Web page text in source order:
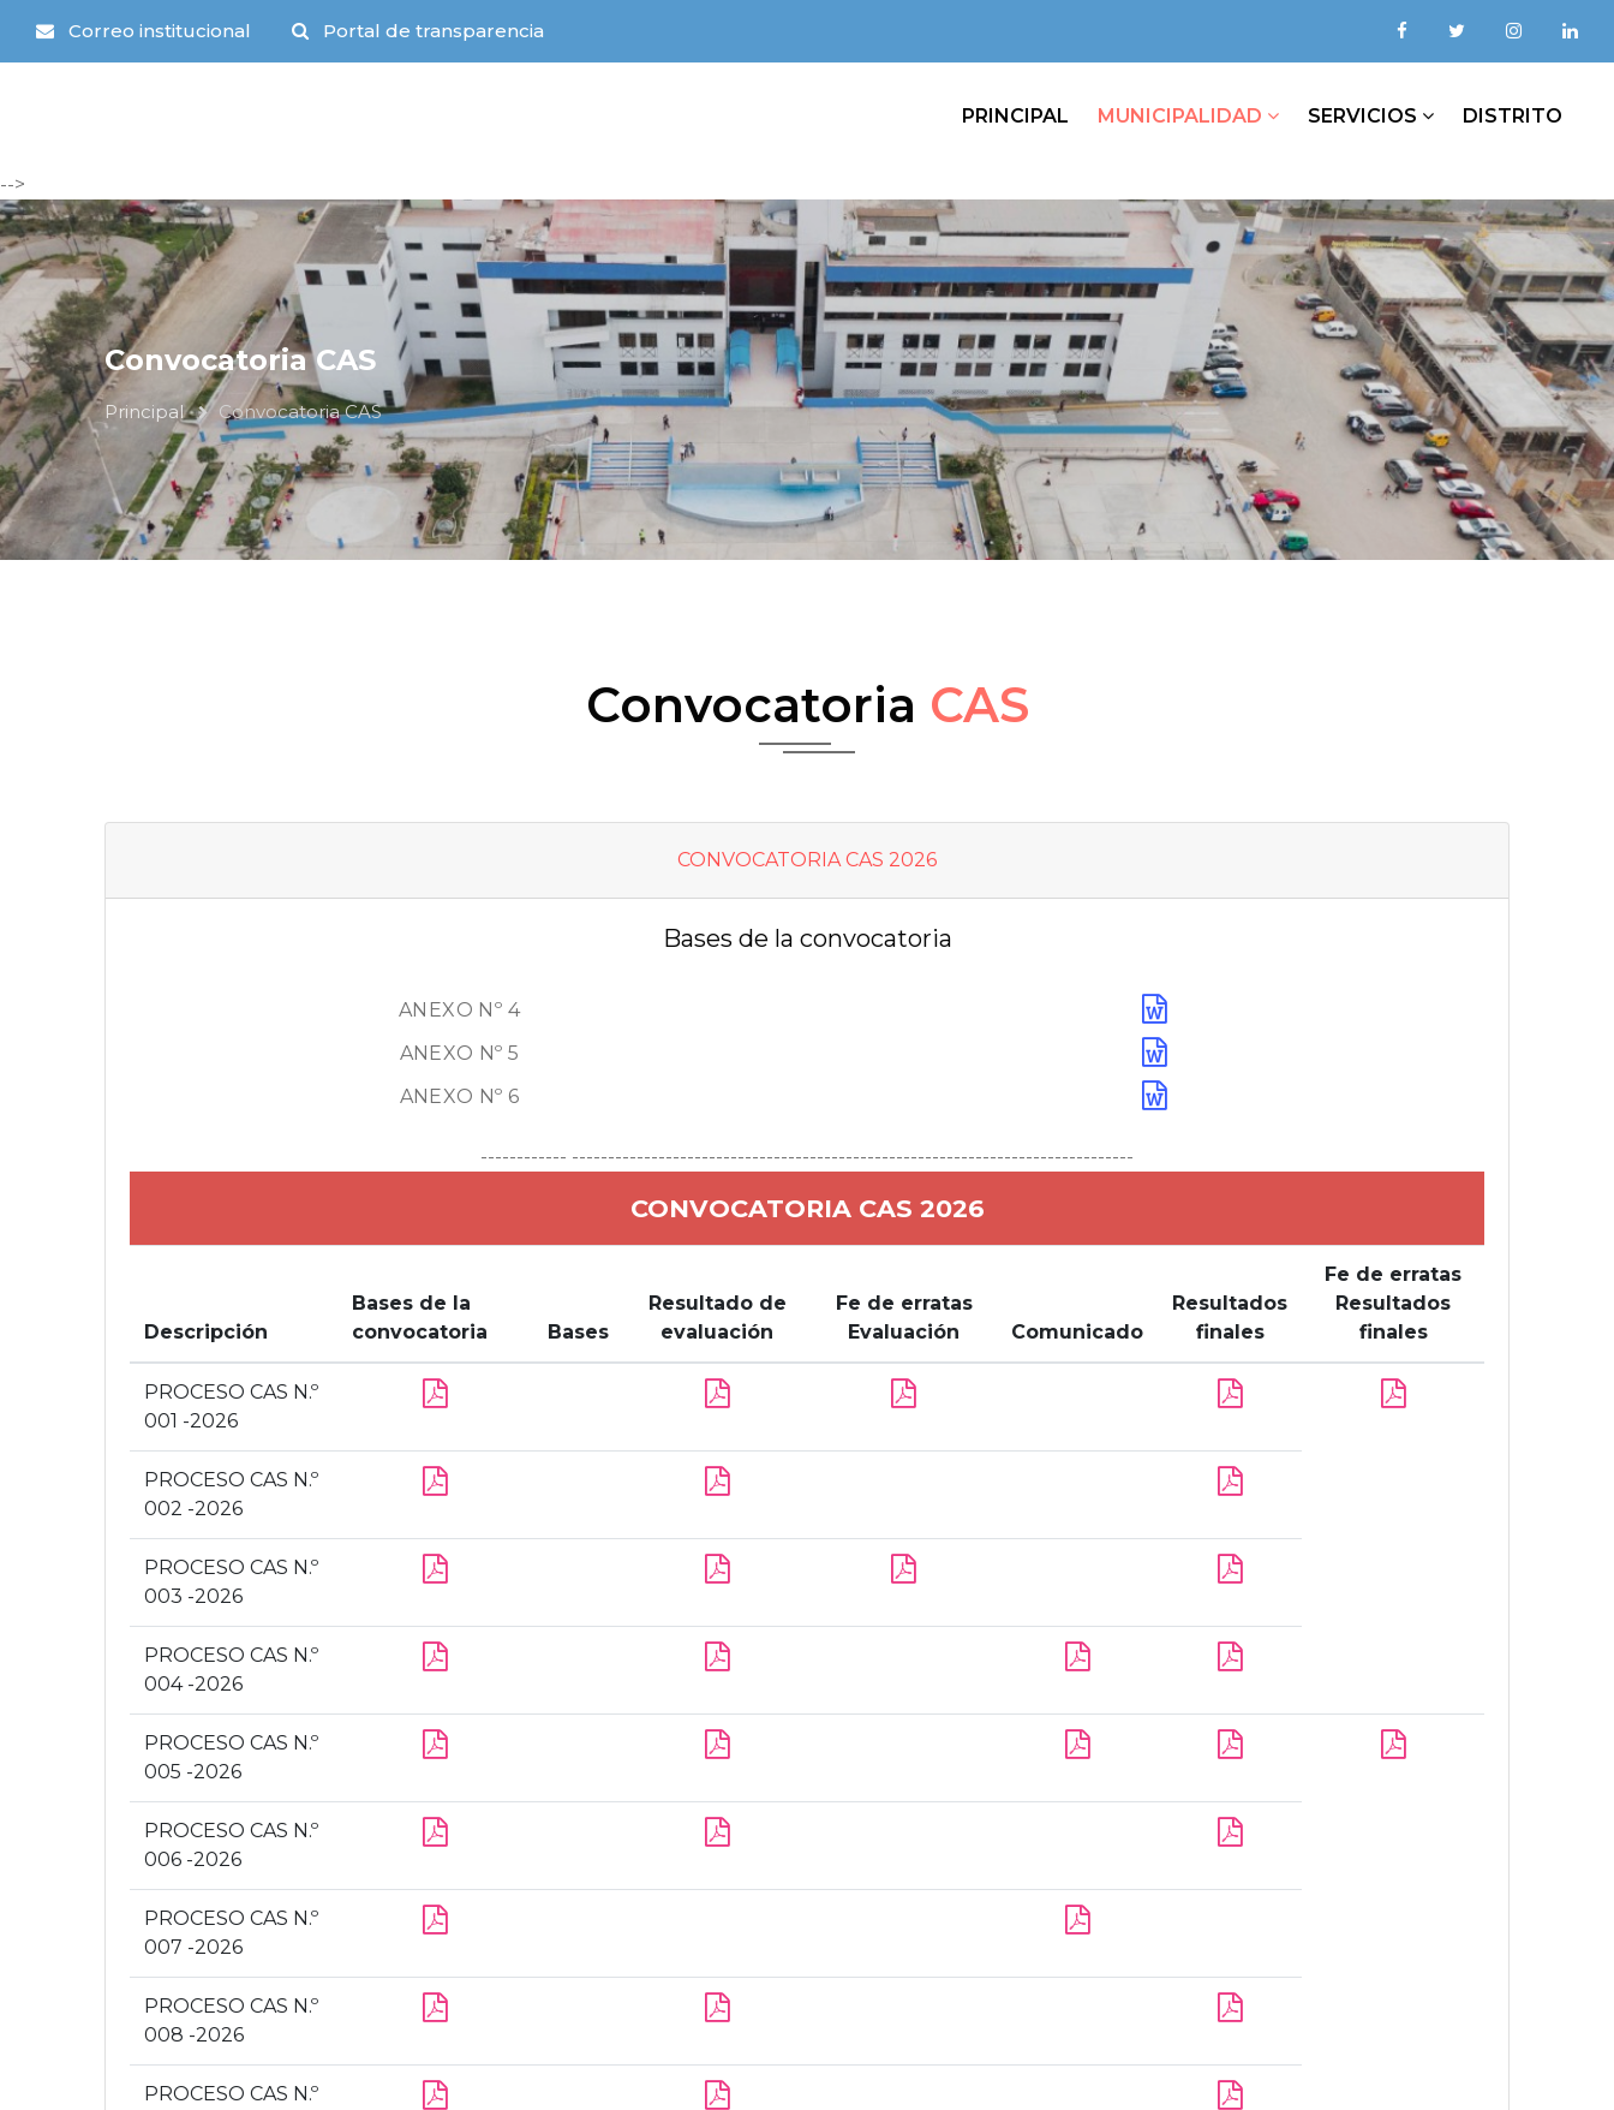
Correo institucional Portal de transparencia
PRINCIPAL MUNICIPALIDAD SERVICIOS DISTRITO
-->
Convocatoria CAS
Principal Convocatoria CAS
Convocatoria CAS
CONVOCATORIA CAS 2026
Bases de la convocatoria
ANEXO Nº 4
ANEXO Nº 5
ANEXO Nº 6
------------ ------------------------------------------------------------------------------
CONVOCATORIA CAS 2026
Descripción
Bases de la
convocatoria
Bases
Resultado de
evaluación
Fe de erratas
Evaluación
Comunicado
Resultados
finales
Fe de erratas
Resultados
finales
PROCESO CAS N.º
001 -2026
PROCESO CAS N.º
002 -2026
PROCESO CAS N.º
003 -2026
PROCESO CAS N.º
004 -2026
PROCESO CAS N.º
005 -2026
PROCESO CAS N.º
006 -2026
PROCESO CAS N.º
007 -2026
PROCESO CAS N.º
008 -2026
PROCESO CAS N.º